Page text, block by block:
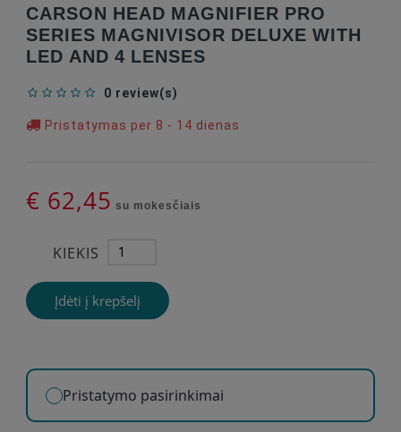
CARSON HEAD MAGNIFIER PRO
SERIES MAGNIVISOR DELUXE WITH
LED AND 4 LENSES
0 review(s)
Pristatymas per 8 - 14 dienas
€ 62,45 su mokesčiais
KIEKIS
Įdėti į krepšelį
Pristatymo pasirinkimai